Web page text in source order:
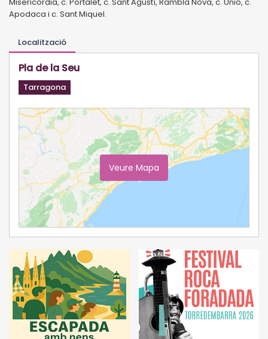
Apodaca i c. Sant Miquel.
Localització
Pla de la Seu
Tarragona
Veure Mapa